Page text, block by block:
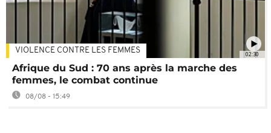
02:30
VIOLENCE CONTRE LES FEMMES
Afrique du Sud : 70 ans après la marche des
femmes, le combat continue
08/08 - 15:49